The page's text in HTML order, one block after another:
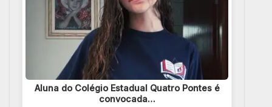
Aluna do Colégio Estadual Quatro Pontes é
convocada…